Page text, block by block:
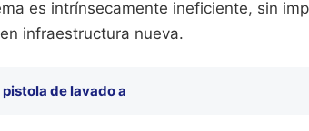
es intrínsecamente ineficiente, sin
infraestructura nueva.
pistola de lavado a